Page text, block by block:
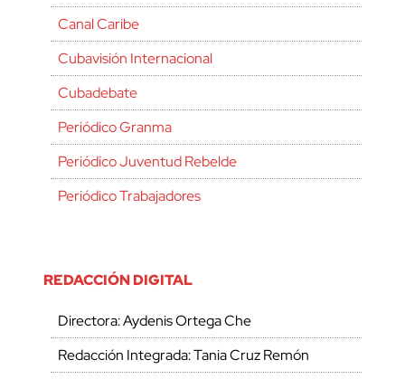
Canal Caribe
Cubavisión Internacional
Cubadebate
Periódico Granma
Periódico Juventud Rebelde
Periódico Trabajadores
REDACCIÓN DIGITAL
Directora: Aydenis Ortega Che
Redacción Integrada: Tania Cruz Remón